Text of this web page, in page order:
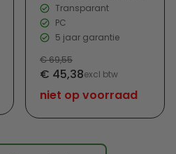
Transparant
PC
5 jaar garantie
Verkoopprijs
Normale
prijs
€ 69,55
€ 45,38excl btw
niet op voorraad